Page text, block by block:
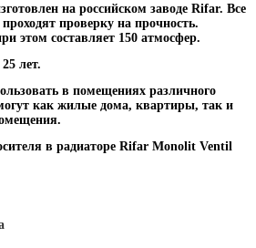
на российском заводе Rifar. Все
проверку на прочность.
этом составляет 150 атмосфер.
лет.
в помещениях различного
как жилые дома, квартиры, так и
в радиаторе Rifar Monolit Ventil